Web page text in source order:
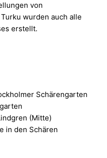
von
wurden auch alle
erstellt.
Schärengarten
(Mitte)
in den Schären